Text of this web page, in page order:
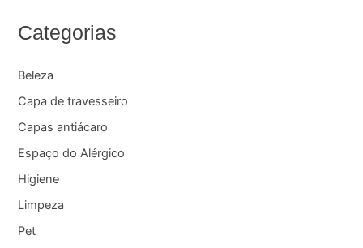
Categorias
Beleza
Capa de travesseiro
Capas antiácaro
Espaço do Alérgico
Higiene
Limpeza
Pet